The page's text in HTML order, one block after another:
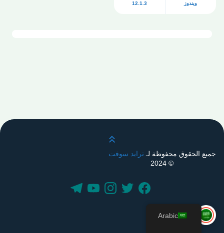
ويندوز 12.1.3
قم بالتمرير لأعلى
جميع الحقوق محفوظة لـترايد سوفت
© 2024
Arabic